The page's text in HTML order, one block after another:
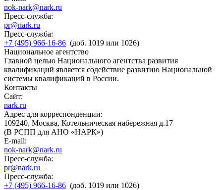
nok-nark@nark.ru
Пресс-служба:
pr@nark.ru
Пресс-служба:
+7 (495) 966-16-86 (доб. 1019 или 1026)
Национальное агентство
Главной целью Национального агентства развития
квалификаций является содействие развитию Национальной
системы квалификаций в России.
Контакты
Сайт:
nark.ru
Адрес для корреспонденции:
109240, Москва, Котельническая набережная д.17
(В РСПП для АНО «НАРК»)
E-mail:
nok-nark@nark.ru
Пресс-служба:
pr@nark.ru
Пресс-служба:
+7 (495) 966-16-86 (доб. 1019 или 1026)